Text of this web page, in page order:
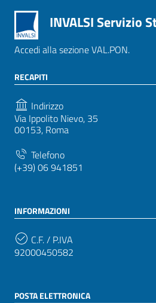
INVALSI Servizio
Accedi alla sezione VAL.PON.
RECAPITI
Indirizzo
Via Ippolito Nievo, 35
00153, Roma
Telefono
(+39) 06 941851
INFORMAZIONI
C.F. / P.IVA
92000450582
POSTA ELETTRONICA